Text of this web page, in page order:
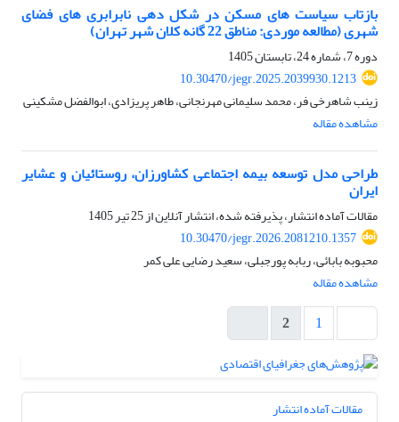
بازتاب سیاست‌ های مسکن در شکل دهی نابرابری های فضای
شهری (مطالعه موردی: مناطق 22 گانه کلان شهر تهران)
دوره 7، شماره 24، تابستان 1405
10.30470/jegr.2025.2039930.1213
زینب شاهرخی فر، محمد سلیمانی مهرنجانی، طاهر پریزادی، ابوالفضل مشکینی
مشاهده مقاله
طراحی مدل توسعه بیمه اجتماعی کشاورزان، روستائیان و عشایر
ایران
مقالات آماده انتشار، پذیرفته شده، انتشار آنلاین از25 تیر 1405
10.30470/jegr.2026.2081210.1357
محبوبه بابائی، ربابه پورجبلی، سعید رضایی علی کمر
مشاهده مقاله
1
2
مقالات آماده انتشار